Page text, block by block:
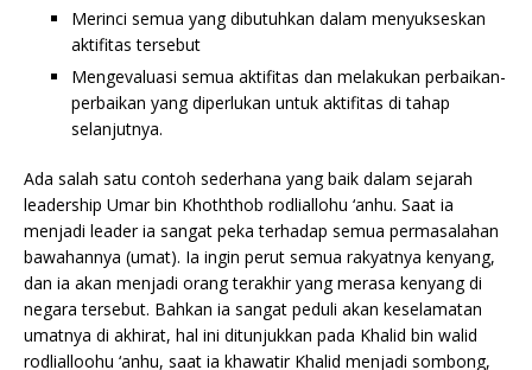
Merinci semua yang dibutuhkan dalam menyukseskan
aktifitas tersebut
Mengevaluasi semua aktifitas dan melakukan perbaikan-
perbaikan yang diperlukan untuk aktifitas di tahap
selanjutnya.
Ada salah satu contoh sederhana yang baik dalam sejarah
leadership Umar bin Khoththob rodliallohu ‘anhu. Saat ia
menjadi leader ia sangat peka terhadap semua permasalahan
bawahannya (umat). Ia ingin perut semua rakyatnya kenyang,
dan ia akan menjadi orang terakhir yang merasa kenyang di
negara tersebut. Bahkan ia sangat peduli akan keselamatan
umatnya di akhirat, hal ini ditunjukkan pada Khalid bin walid
rodlialloohu ‘anhu, saat ia khawatir Khalid menjadi sombong,